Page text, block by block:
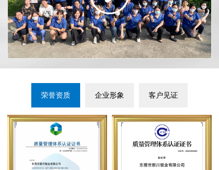
荣誉资质 企业形象 客户见证